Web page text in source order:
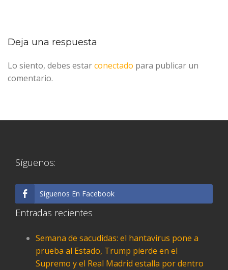
Deja una respuesta
Lo siento, debes estarconectado para publicar un
comentario.
Síguenos:
Síguenos En Facebook
Entradas recientes
Semana de sacudidas: el hantavirus pone a
prueba al Estado, Trump pierde en el
Supremo y el Real Madrid estalla por dentro